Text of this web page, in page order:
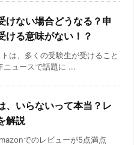
けない場合どうなる？申
ける意味がない！？
は、多くの受験生が受けること
ニュースで話題に ...
、いらないって本当？レ
解説
でのレビューが5点満点